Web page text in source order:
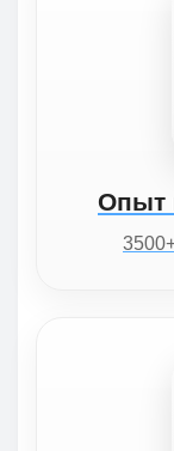
Опыт